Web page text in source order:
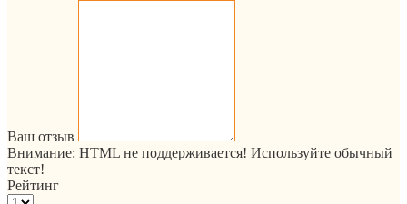
Ваш отзыв
Внимание: HTML не поддерживается! Используйте обычный
текст!
Рейтинг